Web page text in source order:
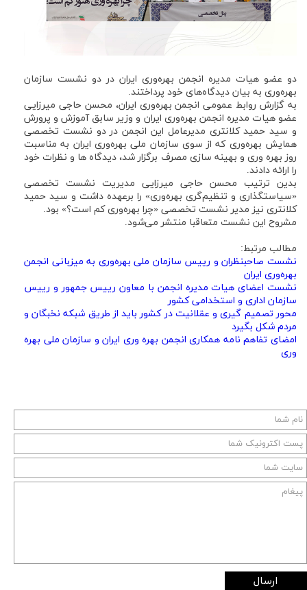
دو عضو هیات مدیره انجمن بهره‌وری ایران در دو نشست سازمان
بهره‌وری به بیان دیدگاه‌های خود پرداختند.
به گزارش روابط عمومی انجمن بهره‌وری ایران، محسن حاجی میرزایی
عضو هیات مدیره انجمن بهره‌وری ایران و وزیر سابق آموزش و پرورش
و سید حمید کلانتری مدیرعامل این انجمن در دو نشست تخصصی
همایش بهر‌ه‌وری که از سوی سازمان ملی بهره‌وری ایران به مناسبت
روز بهره وری و بهینه سازی مصرف برگزار شد، دیدگاه ها و نظرات خود
را ارائه دادند.
بدین ترتیب محسن حاجی میرزایی مدیریت نشست تخصصی
«سیاستگذاری و تنظیم‌گری بهره‌وری» را برعهده داشت و سید حمید
کلانتری نیز مدیر نشست تخصصی «چرا بهره‌وری کم است؟» بود.
مشروح این نشست متعاقبا منتشر می‌شود.
مطالب مرتبط:
نشست صاحبنظران و رییس سازمان ملی بهره‌وری به میزبانی انجمن
بهره‌وری ایران
نشست اعضای هیات مدیره انجمن با معاون رییس جمهور و رییس
سازمان اداری و استخدامی کشور
محور تصمیم گیری و عقلانیت در کشور باید از طریق شبکه نخبگان و
مردم شکل بگیرد
امضای تفاهم نامه همکاری انجمن بهره وری ایران و سازمان ملی بهره
وری
ارسال